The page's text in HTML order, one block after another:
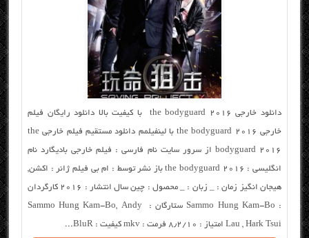
دانلود خارجی the bodyguard 2016 با کیفیت بالا دانلود رایگان فیلم
خارجی the bodyguard 2016 با لینفیلمم دانلود مستقیم فیلم خارجی the
bodyguard 2016 از سرور سایت نام فارسی : فیلم خارجی بادیگارد نام
انگلیسی : the bodyguard 2016 باز نشر توسط : ام بی فیلم ژانر : اکشن,
هیجان انگیز زمان : _ زبان : _ محصول : چین سال انتشار : ۲۰۱۶ کارگردان
: Sammo Hung Kam-Bo ستارگان : Sammo Hung Kam-Bo, Andy
Lau , Hark Tsui امتیاز : ۸٫۲/۱۰ فرمت : mkv کیفیت : BluR...